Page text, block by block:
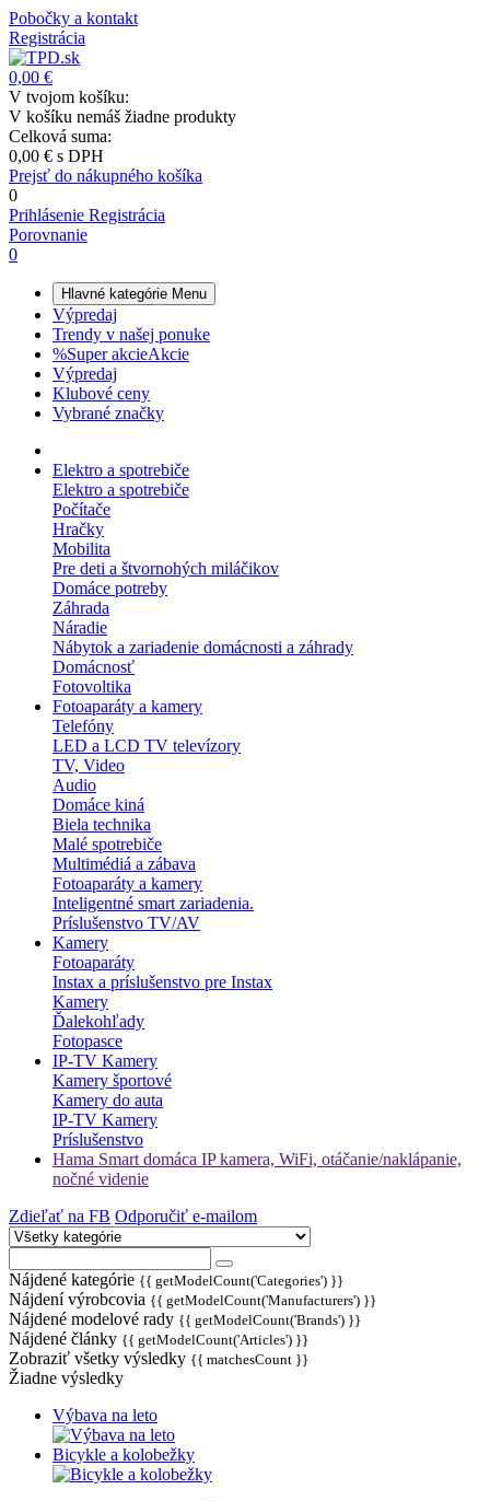
Pobočky a kontakt
Registrácia
0,00 €
V tvojom košíku:
V košíku nemáš žiadne produkty
Celková suma:
0,00 € s DPH
Prejsť do nákupného košíka
0
Prihlásenie Registrácia
Porovnanie
0
Hlavné kategórie Menu
Výpredaj
Trendy v našej ponuke
%Super akcieAkcie
Výpredaj
Klubové ceny
Vybrané značky
Elektro a spotrebiče
Elektro a spotrebiče
Počítače
Hračky
Mobilita
Pre deti a štvornohých miláčikov
Domáce potreby
Záhrada
Náradie
Nábytok a zariadenie domácnosti a záhrady
Domácnosť
Fotovoltika
Fotoaparáty a kamery
Telefóny
LED a LCD TV televízory
TV, Video
Audio
Domáce kiná
Biela technika
Malé spotrebiče
Multimédiá a zábava
Fotoaparáty a kamery
Inteligentné smart zariadenia.
Príslušenstvo TV/AV
Kamery
Fotoaparáty
Instax a príslušenstvo pre Instax
Kamery
Ďalekohľady
Fotopasce
IP-TV Kamery
Kamery športové
Kamery do auta
IP-TV Kamery
Príslušenstvo
Hama Smart domáca IP kamera, WiFi, otáčanie/naklápanie,
nočné videnie
Zdieľať na FB Odporučiť e-mailom
Nájdené kategórie {{ getModelCount('Categories') }}
Nájdení výrobcovia {{ getModelCount('Manufacturers') }}
Nájdené modelové rady {{ getModelCount('Brands') }}
Nájdené články {{ getModelCount('Articles') }}
Zobraziť všetky výsledky {{ matchesCount }}
Žiadne výsledky
Výbava na leto
Bicykle a kolobežky